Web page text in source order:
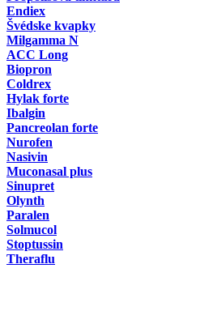
Endiex
Švédske kvapky
Milgamma N
ACC Long
Biopron
Coldrex
Hylak forte
Ibalgin
Pancreolan forte
Nurofen
Nasivin
Muconasal plus
Sinupret
Olynth
Paralen
Solmucol
Stoptussin
Theraflu